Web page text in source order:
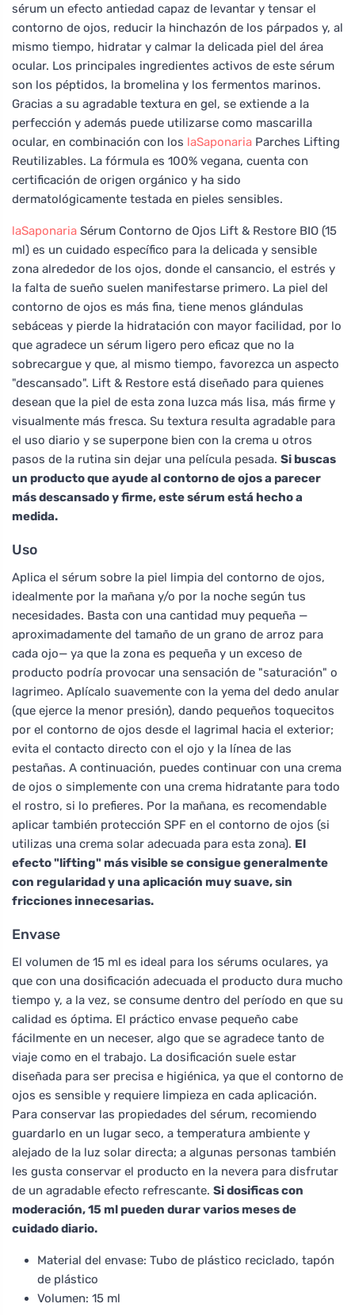
sérum un efecto antiedad capaz de levantar y tensar el
contorno de ojos, reducir la hinchazón de los párpados y, al
mismo tiempo, hidratar y calmar la delicada piel del área
ocular. Los principales ingredientes activos de este sérum
son los péptidos, la bromelina y los fermentos marinos.
Gracias a su agradable textura en gel, se extiende a la
perfección y además puede utilizarse como mascarilla
ocular, en combinación con los laSaponaria Parches Lifting
Reutilizables. La fórmula es 100% vegana, cuenta con
certificación de origen orgánico y ha sido
dermatológicamente testada en pieles sensibles.
laSaponaria Sérum Contorno de Ojos Lift & Restore BIO (15
ml) es un cuidado específico para la delicada y sensible
zona alrededor de los ojos, donde el cansancio, el estrés y
la falta de sueño suelen manifestarse primero. La piel del
contorno de ojos es más fina, tiene menos glándulas
sebáceas y pierde la hidratación con mayor facilidad, por lo
que agradece un sérum ligero pero eficaz que no la
sobrecargue y que, al mismo tiempo, favorezca un aspecto
"descansado". Lift & Restore está diseñado para quienes
desean que la piel de esta zona luzca más lisa, más firme y
visualmente más fresca. Su textura resulta agradable para
el uso diario y se superpone bien con la crema u otros
pasos de la rutina sin dejar una película pesada. Si buscas
un producto que ayude al contorno de ojos a parecer
más descansado y firme, este sérum está hecho a
medida.
Uso
Aplica el sérum sobre la piel limpia del contorno de ojos,
idealmente por la mañana y/o por la noche según tus
necesidades. Basta con una cantidad muy pequeña —
aproximadamente del tamaño de un grano de arroz para
cada ojo— ya que la zona es pequeña y un exceso de
producto podría provocar una sensación de "saturación" o
lagrimeo. Aplícalo suavemente con la yema del dedo anular
(que ejerce la menor presión), dando pequeños toquecitos
por el contorno de ojos desde el lagrimal hacia el exterior;
evita el contacto directo con el ojo y la línea de las
pestañas. A continuación, puedes continuar con una crema
de ojos o simplemente con una crema hidratante para todo
el rostro, si lo prefieres. Por la mañana, es recomendable
aplicar también protección SPF en el contorno de ojos (si
utilizas una crema solar adecuada para esta zona). El
efecto "lifting" más visible se consigue generalmente
con regularidad y una aplicación muy suave, sin
fricciones innecesarias.
Envase
El volumen de 15 ml es ideal para los sérums oculares, ya
que con una dosificación adecuada el producto dura mucho
tiempo y, a la vez, se consume dentro del período en que su
calidad es óptima. El práctico envase pequeño cabe
fácilmente en un neceser, algo que se agradece tanto de
viaje como en el trabajo. La dosificación suele estar
diseñada para ser precisa e higiénica, ya que el contorno de
ojos es sensible y requiere limpieza en cada aplicación.
Para conservar las propiedades del sérum, recomiendo
guardarlo en un lugar seco, a temperatura ambiente y
alejado de la luz solar directa; a algunas personas también
les gusta conservar el producto en la nevera para disfrutar
de un agradable efecto refrescante. Si dosificas con
moderación, 15 ml pueden durar varios meses de
cuidado diario.
Material del envase: Tubo de plástico reciclado, tapón
de plástico
Volumen: 15 ml